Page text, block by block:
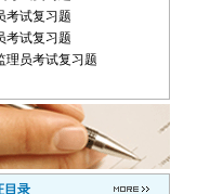
考试复习题
考试复习题
理员考试复习题
目录